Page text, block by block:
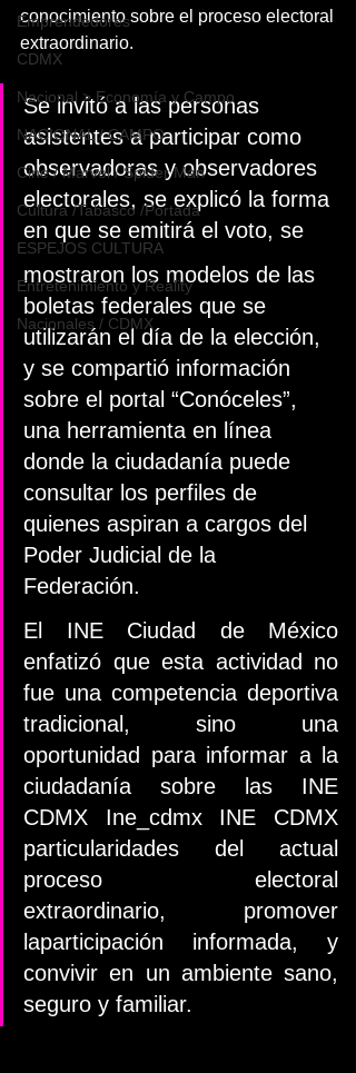
Emprendedores
CDMX
Nacional > Economía y Campo
NACIONAL / CAMPO
Cine / Marvel / Spider Man
Cultura /Tabasco /Portada
ESPEJOS CULTURA
Entretenimiento y Reality
Nacionales / CDMX
conocimiento sobre el proceso electoral
extraordinario.
Se invitó a las personas
asistentes a participar como
observadoras y observadores
electorales, se explicó la forma
en que se emitirá el voto, se
mostraron los modelos de las
boletas federales que se
utilizarán el día de la elección,
y se compartió información
sobre el portal “Conóceles”,
una herramienta en línea
donde la ciudadanía puede
consultar los perfiles de
quienes aspiran a cargos del
Poder Judicial de la
Federación.
El INE Ciudad de México
enfatizó que esta actividad no
fue una competencia deportiva
tradicional, sino una
oportunidad para informar a la
ciudadanía sobre las INE
CDMX Ine_cdmx INE CDMX
particularidades del actual
proceso electoral
extraordinario, promover
laparticipación informada, y
convivir en un ambiente sano,
seguro y familiar.